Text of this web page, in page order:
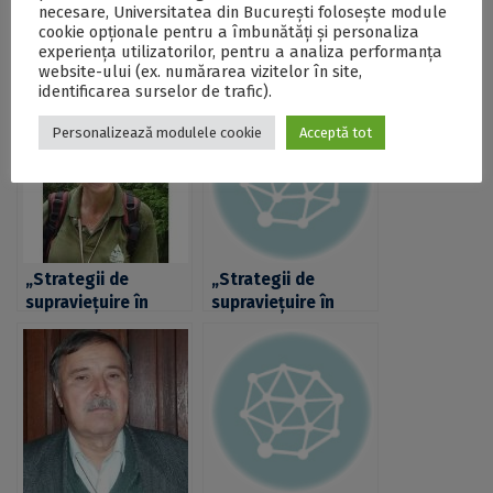
tectonic regional și global.
Postări Asemănătoare:
„Strategii de
supraviețuire în
micromedii:
interacțiuni
microbialite-
metazoare în
Jurasicul mediu”,
prezentare
susținută de prof.
univ. dr. Iuliana
„Strategii de
supraviețuire în
interacțiuni
microbialite-
metazoare în
Jurasicul mediu”,
prezentare
susținută de prof.
univ. dr. Iuliana
necesare, Universitatea din București folosește module
cookie opționale pentru a îmbunătăți și personaliza
experiența utilizatorilor, pentru a analiza performanța
website-ului (ex. numărarea vizitelor în site,
identificarea surselor de trafic).
Personalizează modulele cookie Acceptă tot